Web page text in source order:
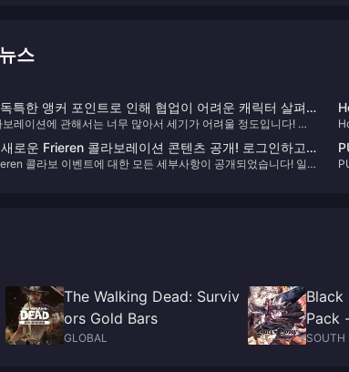
스
특한 앵커 포인트로 인해 협업이 어려운 캐릭터 살펴
레이션에 관해서는 너무 많아서 세기가 어려울 정도입니다! 각
어들에게 흥미진진한 놀라움을 선사합니다. 하지만 일부 캐릭터
한 '앵커 포인트'를 가지고 있어서 완벽하게 어울리는 콜라보 캐
진정한 도전이 됩니다!
로운 Frieren 콜라보레이션 콘텐츠 공개! 로그인하고
받기！
콜라보 이벤트에 대한 모든 세부사항이 공개되었습니다! 일
The Walking Dead: Surviv
ors Gold Bars
GLOBAL
Black
Pack
SOUTH